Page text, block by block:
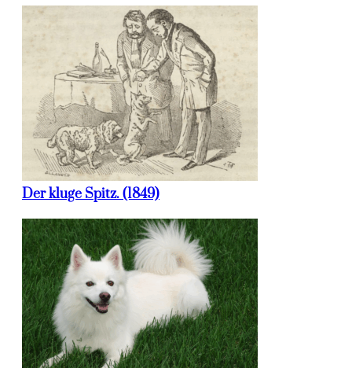
Der kluge Spitz. (1849)